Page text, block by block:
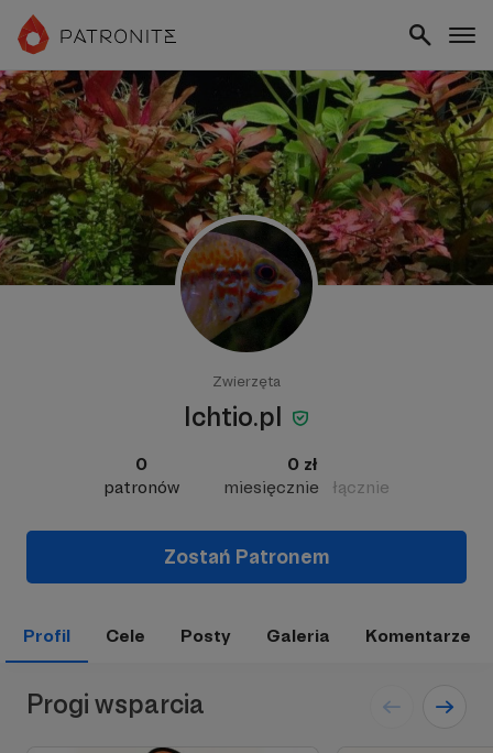
Zwierzęta
Ichtio.pl
0
patronów
0 zł
miesięcznie
łącznie
Zostań Patronem
Profil Cele Posty Galeria Komentarze
Progi wsparcia